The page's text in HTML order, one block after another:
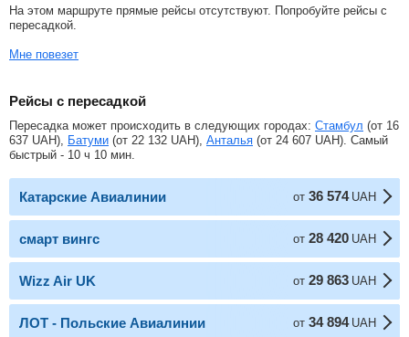
На этом маршруте прямые рейсы отсутствуют. Попробуйте рейсы с
пересадкой.
Мне повезет
Рейсы с пересадкой
Пересадка может происходить в следующих городах: Стамбул (от 16
637 UAH), Батуми (от 22 132 UAH), Анталья (от 24 607 UAH). Самый
быстрый - 10 ч 10 мин.
Катарские Авиалинии от 36 574 UAH
смарт вингс от 28 420 UAH
Wizz Air UK от 29 863 UAH
ЛОТ - Польские Авиалинии от 34 894 UAH